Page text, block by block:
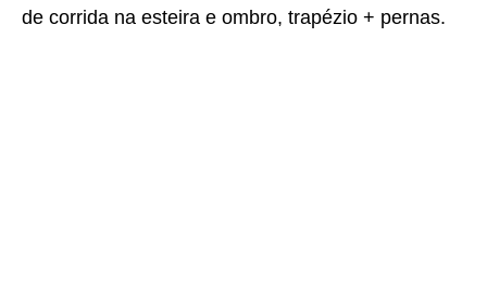
de corrida na esteira e ombro, trapézio + pernas.